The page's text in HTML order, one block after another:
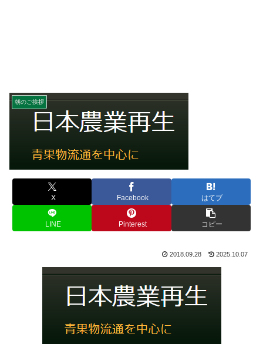
朝のご挨拶
X Facebook はてブ
LINE Pinterest コピー
2018.09.28 2025.10.07